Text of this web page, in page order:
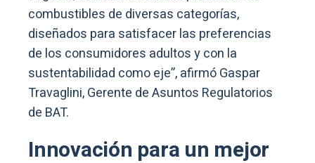
combustibles de diversas categorías,
diseñados para satisfacer las preferencias
de los consumidores adultos y con la
sustentabilidad como eje”, afirmó Gaspar
Travaglini, Gerente de Asuntos Regulatorios
de BAT.
Innovación para un mejor